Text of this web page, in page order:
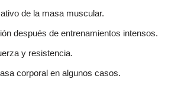
de la masa muscular.
después de entrenamientos intensos.
y resistencia.
corporal en algunos casos.